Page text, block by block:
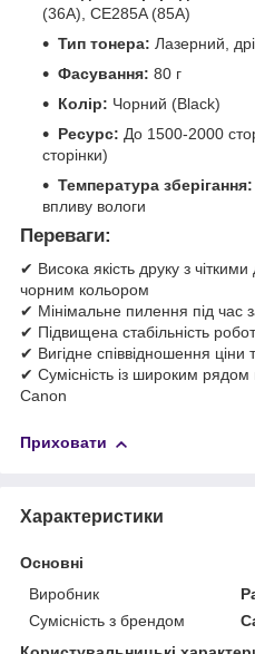
(36A), CE285A (85A)
Тип тонера: Лазерний,
Фасування: 80 г
Колір: Чорний (Black)
Ресурс: До 1500-2000
сторінки)
Температура зберігання:
впливу вологи
Переваги:
✔ Висока якість друку з
чорним кольором
✔ Мінімальне пилення під час
✔ Підвищена стабільність
✔ Вигідне співвідношення ціни
✔ Сумісність із широким
Canon
Приховати
Характеристики
Основні
Виробник
Сумісність з брендом